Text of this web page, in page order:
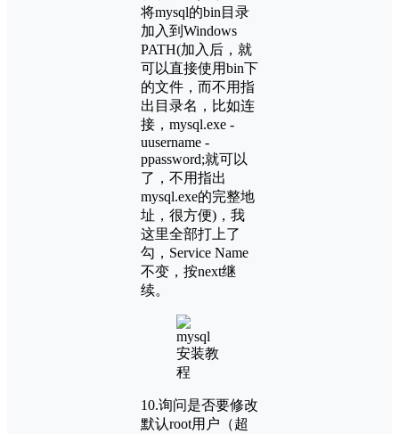
将mysql的bin目录
加入到Windows
PATH(加入后，就
可以直接使用bin下
的文件，而不用指
出目录名，比如连
接，mysql.exe -
uusername -
ppassword;就可以
了，不用指出
mysql.exe的完整地
址，很方便)，我
这里全部打上了
勾，Service Name
不变，按next继
续。
10.询问是否要修改
默认root用户（超